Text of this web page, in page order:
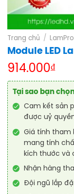
Trang chủ / LamPro
Module LED
914.000₫
Tại sao bạn chọn
Cam kết sản
được uỷ
Giá tính tham
mang tính
kích thước và
Nhận hàng
Đội ngũ lắp